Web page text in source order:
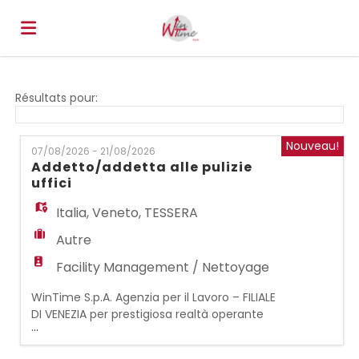
Emplois
Déposez
votre
CV
Connexion
Langue
Résultats pour:
07/08/2026 - 21/08/2026
Addetto/addetta alle pulizie
uffici
Italia,Veneto, TESSERA
Autre
Facility Management / Nettoyage
WinTime S.p.A. Agenzia per il Lavoro – FILIALE
DI VENEZIA per prestigiosa realtà operante
nel settore dei multiservizi, ricerca una/un:
ADDETTO/ADDETTA ALLE PULIZIE UFFICI La
...
Nouveau!